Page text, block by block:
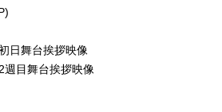
日舞台挨拶映像
目舞台挨拶映像